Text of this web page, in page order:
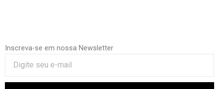
Inscreva-se em nossa Newsletter